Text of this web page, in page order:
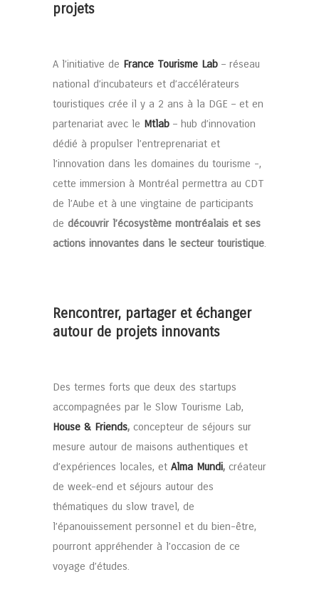
projets
A l’initiative de France Tourisme Lab – réseau
national d’incubateurs et d’accélérateurs
touristiques crée il y a 2 ans à la DGE – et en
partenariat avec le Mtlab – hub d’innovation
dédié à propulser l’entreprenariat et
l’innovation dans les domaines du tourisme -,
cette immersion à Montréal permettra au CDT
de l’Aube et à une vingtaine de participants
de découvrir l’écosystème montréalais et ses
actions innovantes dans le secteur touristique.
Rencontrer, partager et échanger
autour de projets innovants
Des termes forts que deux des startups
accompagnées par le Slow Tourisme Lab,
House & Friends, concepteur de séjours sur
mesure autour de maisons authentiques et
d’expériences locales, et Alma Mundi, créateur
de week-end et séjours autour des
thématiques du slow travel, de
l’épanouissement personnel et du bien-être,
pourront appréhender à l’occasion de ce
voyage d’études.